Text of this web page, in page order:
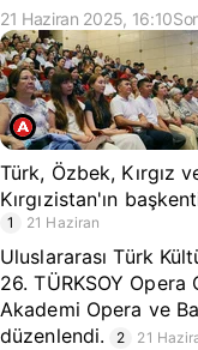
21 Haziran 2025, 16:10
Türk, Özbek, Kırgız
Kırgızistan'ın
1 21 Haziran
Uluslararası Türk
26. TÜRKSOY Opera
Akademi Opera ve
düzenlendi.
2 21